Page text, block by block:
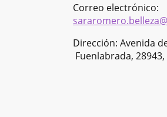
Correo electrónico:
Dirección: Avenida
Fuenlabrada,